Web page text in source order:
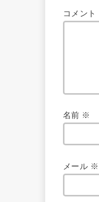
コメント
名前 ※
メール ※